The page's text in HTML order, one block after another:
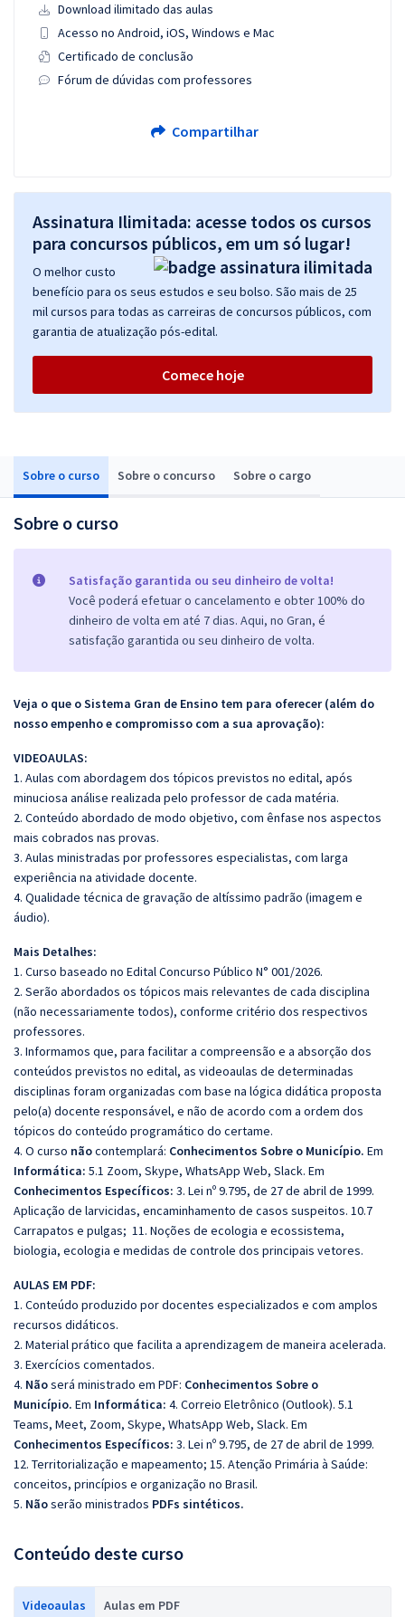
Sobre o curso Sobre o concurso Sobre o cargo
Sobre o curso
Satisfação garantida ou seu dinheiro de volta!
Você poderá efetuar o cancelamento e obter 100% do
dinheiro de volta em até 7 dias. Aqui, no Gran, é
satisfação garantida ou seu dinheiro de volta.
Veja o que o Sistema Gran de Ensino tem para oferecer (além do
nosso empenho e compromisso com a sua aprovação):
VIDEOAULAS:
1. Aulas com abordagem dos tópicos previstos no edital, após
minuciosa análise realizada pelo professor de cada matéria.
2. Conteúdo abordado de modo objetivo, com ênfase nos aspectos
mais cobrados nas provas.
3. Aulas ministradas por professores especialistas, com larga
experiência na atividade docente.
4. Qualidade técnica de gravação de altíssimo padrão (imagem e
áudio).
Mais Detalhes:
1. Curso baseado no Edital Concurso Público N° 001/2026.
2. Serão abordados os tópicos mais relevantes de cada disciplina
(não necessariamente todos), conforme critério dos respectivos
professores.
3. Informamos que, para facilitar a compreensão e a absorção dos
conteúdos previstos no edital, as videoaulas de determinadas
disciplinas foram organizadas com base na lógica didática proposta
pelo(a) docente responsável, e não de acordo com a ordem dos
tópicos do conteúdo programático do certame.
4. O curso nãocontemplará: Conhecimentos Sobre o Município. Em
Informática: 5.1 Zoom, Skype, WhatsApp Web, Slack. Em
Conhecimentos Específicos: 3. Lei nº 9.795, de 27 de abril de 1999.
Aplicação de larvicidas, encaminhamento de casos suspeitos. 10.7
Carrapatos e pulgas; 11. Noções de ecologia e ecossistema,
biologia, ecologia e medidas de controle dos principais vetores.
AULAS EM PDF:
1. Conteúdo produzido por docentes especializados e com amplos
recursos didáticos.
2. Material prático que facilita a aprendizagem de maneira acelerada.
3. Exercícios comentados.
4. Nãoserá ministrado em PDF: Conhecimentos Sobre o
Município. Em Informática: 4. Correio Eletrônico (Outlook). 5.1
Teams, Meet, Zoom, Skype, WhatsApp Web, Slack. Em
Conhecimentos Específicos: 3. Lei nº 9.795, de 27 de abril de 1999.
12. Territorialização e mapeamento; 15. Atenção Primária à Saúde:
conceitos, princípios e organização no Brasil.
5. Nãoserão ministrados PDFs sintéticos.
Conteúdo deste curso
Videoaulas Aulas em PDF
Download ilimitado das aulas
Acesso no Android, iOS, Windows e Mac
Certificado de conclusão
Fórum de dúvidas com professores
Compartilhar
Assinatura Ilimitada: acesse todos os cursos
para concursos públicos, em um só lugar!
O melhor custo
benefício para os seus estudos e seu bolso. São mais de 25
mil cursos para todas as carreiras de concursos públicos, com
garantia de atualização pós-edital.
Comece hoje